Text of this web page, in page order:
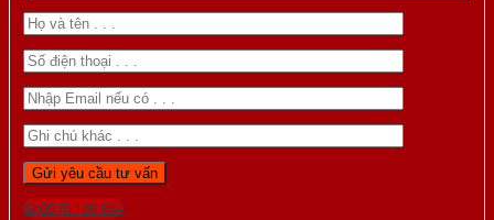
Gọi 0976.169.864